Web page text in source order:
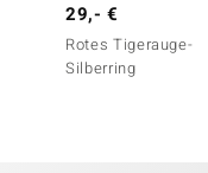
29,- €
Rotes Tigerauge-
Silberring